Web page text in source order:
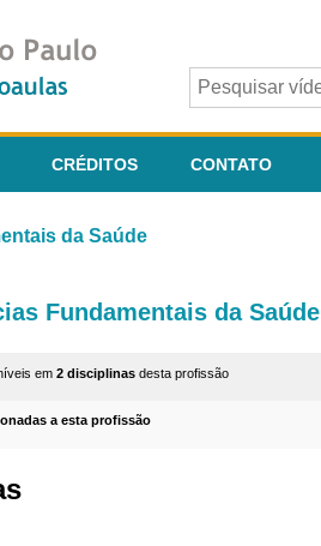
CRÉDITOS CONTATO
da Saúde
Fundamentais da Saúde
em 2 disciplinas desta profissão
a esta profissão